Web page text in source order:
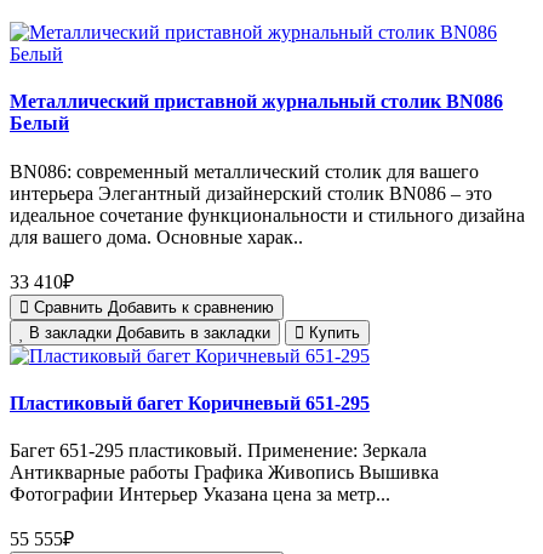
Металлический приставной журнальный столик BN086
Белый
BN086: современный металлический столик для вашего
интерьера Элегантный дизайнерский столик BN086 – это
идеальное сочетание функциональности и стильного дизайна
для вашего дома. Основные харак..
33 410₽
Сравнить Добавить к сравнению
В закладки Добавить в закладки Купить
Пластиковый багет Коричневый 651-295
Багет 651-295 пластиковый. Применение: Зеркала
Антикварные работы Графика Живопись Вышивка
Фотографии Интерьер Указана цена за метр...
55 555₽